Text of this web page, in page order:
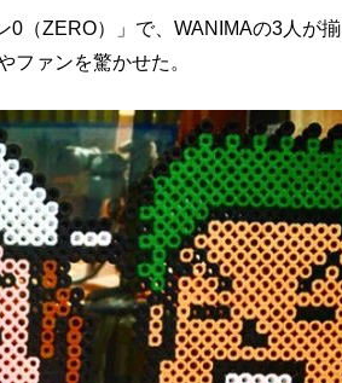
0（ZERO）」で、WANIMAの3人が揃
ファンを驚かせた。